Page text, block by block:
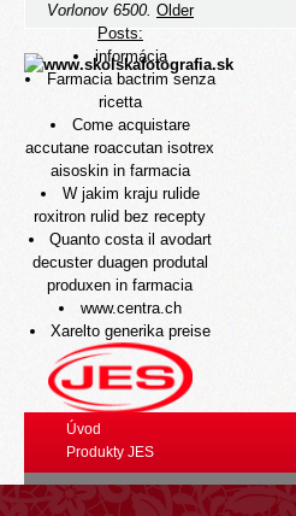
Vorlonov 6500. Older
Posts:
informácia
Farmacia bactrim senza
ricetta
Come acquistare
accutane roaccutan isotrex
aisoskin in farmacia
W jakim kraju rulide
roxitron rulid bez recepty
Quanto costa il avodart
decuster duagen produtal
produxen in farmacia
www.centra.ch
Xarelto generika preise
Úvod
Produkty JES